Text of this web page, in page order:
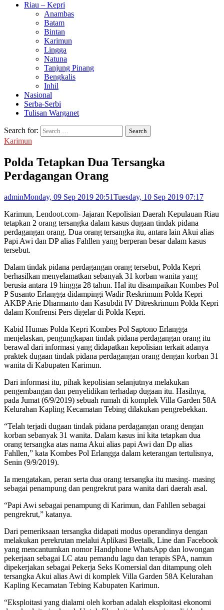
Riau – Kepri
Anambas
Batam
Bintan
Karimun
Lingga
Natuna
Tanjung Pinang
Bengkalis
Inhil
Nasional
Serba-Serbi
Tulisan Warganet
Search for:
Karimun
Polda Tetapkan Dua Tersangka
Perdagangan Orang
adminMonday, 09 Sep 2019 20:51Tuesday, 10 Sep 2019 07:17
Karimun, Lendoot.com- Jajaran Kepolisian Daerah Kepulauan Riau
tetapkan 2 orang tersangka dalam kasus dugaan tindak pidana
perdagangan orang. Dua orang tersangka itu, antara lain Akui alias
Papi Awi dan DP alias Fahllen yang berperan besar dalam kasus
tersebut.
Dalam tindak pidana perdagangan orang tersebut, Polda Kepri
berhasilkan menyelamatkan sebanyak 31 korban wanita yang
berusia antara 19 hingga 28 tahun. Hal itu disampaikan Kombes Pol
P Susanto Erlangga didampingi Wadir Reskrimum Polda Kepri
AKBP Arie Dharmanto dan Kasubdit IV Ditreskrimum Polda Kepri
dalam Konfrensi Pers digelar di Polda Kepri.
Kabid Humas Polda Kepri Kombes Pol Saptono Erlangga
menjelaskan, pengungkapan tindak pidana perdagangan orang itu
berawal dari informasi yang didapatkan kepolisian terkait adanya
praktek dugaan tindak pidana perdagangan orang dengan korban 31
wanita di Kabupaten Karimun.
Dari informasi itu, pihak kepolisian selanjutnya melakukan
pengembangan dan penyelidikan terhadap dugaan itu. Hasilnya,
pada Jumat (6/9/2019) sebuah rumah di komplek Villa Garden 58A
Kelurahan Kapling Kecamatan Tebing dilakukan pengrebekkan.
“Telah terjadi dugaan tindak pidana perdagangan orang dengan
korban sebanyak 31 wanita. Dalam kasus ini kita tetapkan dua
orang tersangka atas nama Akui alias papi Awi dan Dp alias
Fahllen,” kata Kombes Pol Erlangga dalam keterangan tertulisnya,
Senin (9/9/2019).
Ia mengatakan, peran serta dua orang tersangka itu masing- masing
sebagai penampung dan pengrekrut para wanita dari daerah asal.
“Papi Awi sebagai penampung di Karimun, dan Fahllen sebagai
pengrekrut,” katanya.
Dari pemeriksaan tersangka didapati modus operandinya dengan
melakukan perekrutan melalui Aplikasi Beetalk, Line dan Facebook
yang mencantumkan nomor Handphone WhatsApp dan lowongan
pekerjaan sebagai LC atau pemandu lagu dan terapis SPA, namun
dipekerjakan sebagai Pekerja Seks Komersial dan ditampung oleh
tersangka Akui alias Awi di komplek Villa Garden 58A Kelurahan
Kapling Kecamatan Tebing Kabupaten Karimun.
“Eksploitasi yang dialami oleh korban adalah eksploitasi ekonomi